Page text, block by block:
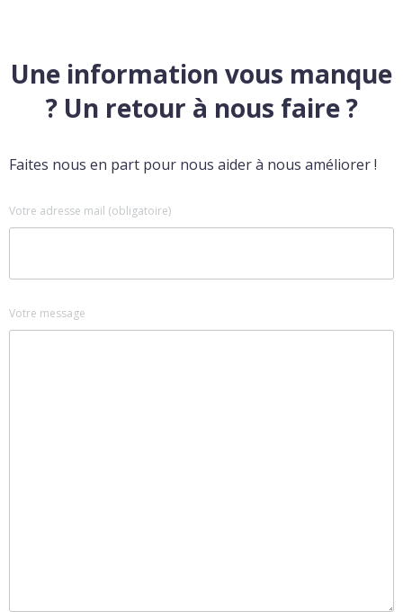
Une information vous manque
? Un retour à nous faire ?
Faites nous en part pour nous aider à nous améliorer !
Votre adresse mail (obligatoire)
Votre message